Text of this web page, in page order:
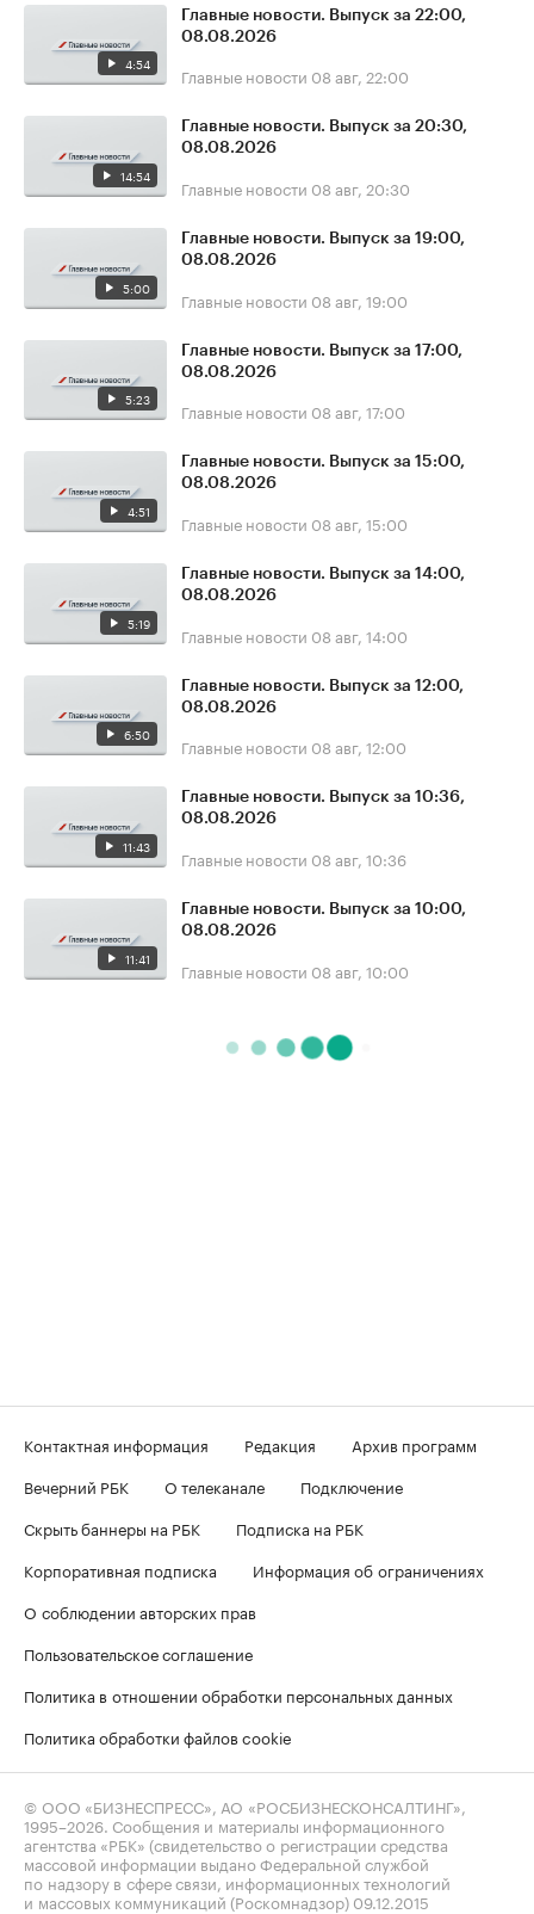
4:54
Главные новости. Выпуск за 22:00,
08.08.2026
Главные новости 08 авг, 22:00
14:54
Главные новости. Выпуск за 20:30,
08.08.2026
Главные новости 08 авг, 20:30
5:00
Главные новости. Выпуск за 19:00,
08.08.2026
Главные новости 08 авг, 19:00
5:23
Главные новости. Выпуск за 17:00,
08.08.2026
Главные новости 08 авг, 17:00
4:51
Главные новости. Выпуск за 15:00,
08.08.2026
Главные новости 08 авг, 15:00
5:19
Главные новости. Выпуск за 14:00,
08.08.2026
Главные новости 08 авг, 14:00
6:50
Главные новости. Выпуск за 12:00,
08.08.2026
Главные новости 08 авг, 12:00
11:43
Главные новости. Выпуск за 10:36,
08.08.2026
Главные новости 08 авг, 10:36
11:41
Главные новости. Выпуск за 10:00,
08.08.2026
Главные новости 08 авг, 10:00
Контактная информация Редакция
Архив программ
Вечерний РБК
О телеканале
Подключение
Скрыть баннеры на РБК
Подписка на РБК
Корпоративная подписка
Информация об ограничениях
О соблюдении авторских прав
Пользовательское соглашение
Политика в отношении обработки персональных данных
Политика обработки файлов cookie
© ООО «БИЗНЕСПРЕСС», АО «РОСБИЗНЕСКОНСАЛТИНГ»,
1995–2026 . Сообщения и материалы информационного
агентства «РБК» (свидетельство о регистрации средства
массовой информации выдано Федеральной службой
по надзору в сфере связи, информационных технологий
и массовых коммуникаций (Роскомнадзор) 09.12.2015